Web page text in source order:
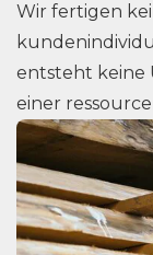
Wir fertigen
entsteht keine
einer